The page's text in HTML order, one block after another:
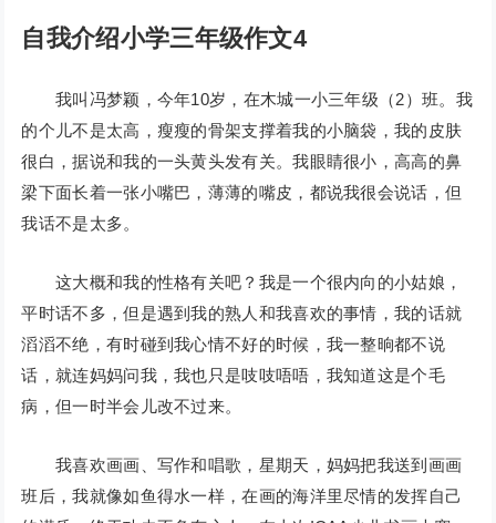
自我介绍小学三年级作文4
我叫冯梦颖，今年10岁，在木城一小三年级（2）班。我
的个儿不是太高，瘦瘦的骨架支撑着我的小脑袋，我的皮肤
很白，据说和我的一头黄头发有关。我眼睛很小，高高的鼻
梁下面长着一张小嘴巴，薄薄的嘴皮，都说我很会说话，但
我话不是太多。
这大概和我的性格有关吧？我是一个很内向的小姑娘，
平时话不多，但是遇到我的熟人和我喜欢的事情，我的话就
滔滔不绝，有时碰到我心情不好的时候，我一整晌都不说
话，就连妈妈问我，我也只是吱吱唔唔，我知道这是个毛
病，但一时半会儿改不过来。
我喜欢画画、写作和唱歌，星期天，妈妈把我送到画画
班后，我就像如鱼得水一样，在画的海洋里尽情的发挥自己